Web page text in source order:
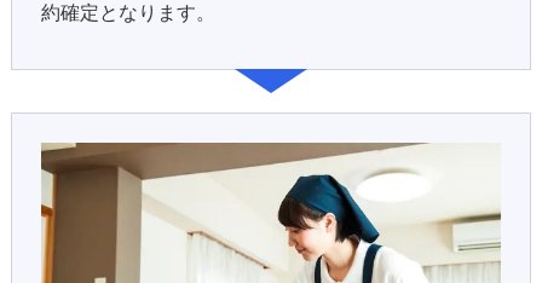
約確定となります。